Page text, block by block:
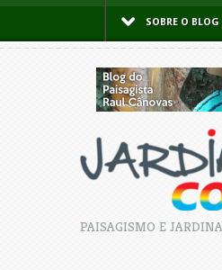
SOBRE O
PAISAGISMO E